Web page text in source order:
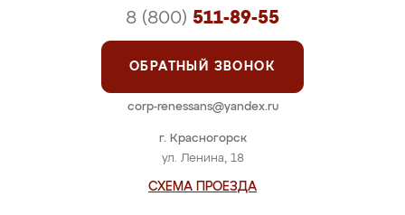
г. Красногорск
ул. Ленина, 18
СХЕМА ПРОЕЗДА
8 (800) 511-89-55
ОБРАТНЫЙ ЗВОНОК
corp-renessans@yandex.ru